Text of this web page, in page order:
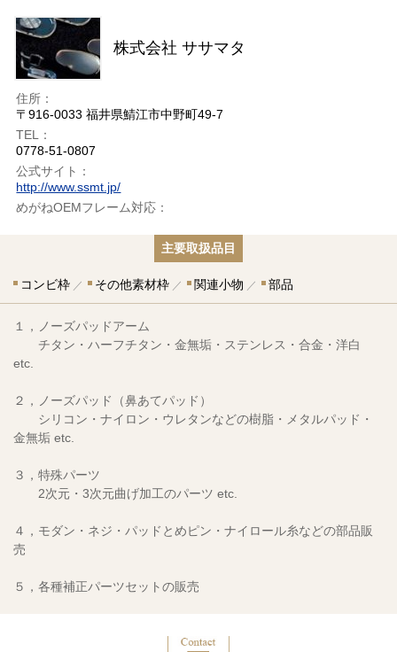
株式会社 ササマタ
住所：
〒916-0033 福井県鯖江市中野町49-7
TEL：
0778-51-0807
公式サイト：
http://www.ssmt.jp/
めがねOEMフレーム対応：
主要取扱品目
コンビ枠 その他素材枠 関連小物 部品
１，ノーズパッドアーム
チタン・ハーフチタン・金無垢・ステンレス・合金・洋白
etc.
２，ノーズパッド（鼻あてパッド）
シリコン・ナイロン・ウレタンなどの樹脂・メタルパッド・
金無垢 etc.
３，特殊パーツ
2次元・3次元曲げ加工のパーツ etc.
４，モダン・ネジ・パッドとめピン・ナイロール糸などの部品販
売
５，各種補正パーツセットの販売